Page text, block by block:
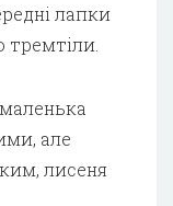
лапки
але
лисеня